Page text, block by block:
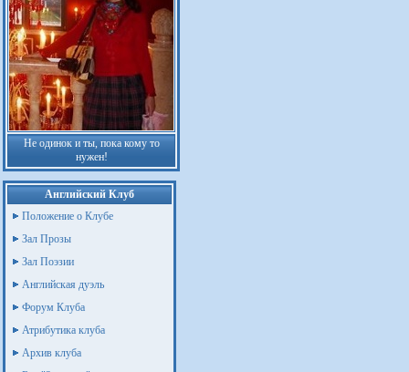
Не одинок и ты, пока кому то
нужен!
Английский Клуб
Положение о Клубе
Зал Прозы
Зал Поэзии
Английская дуэль
Форум Клуба
Атрибутика клуба
Архив клуба